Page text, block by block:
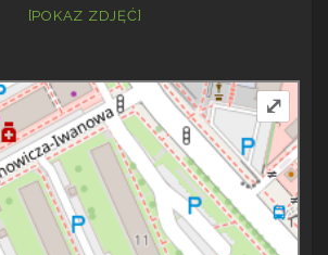
[POKAZ ZDJĘĆ]
⤢